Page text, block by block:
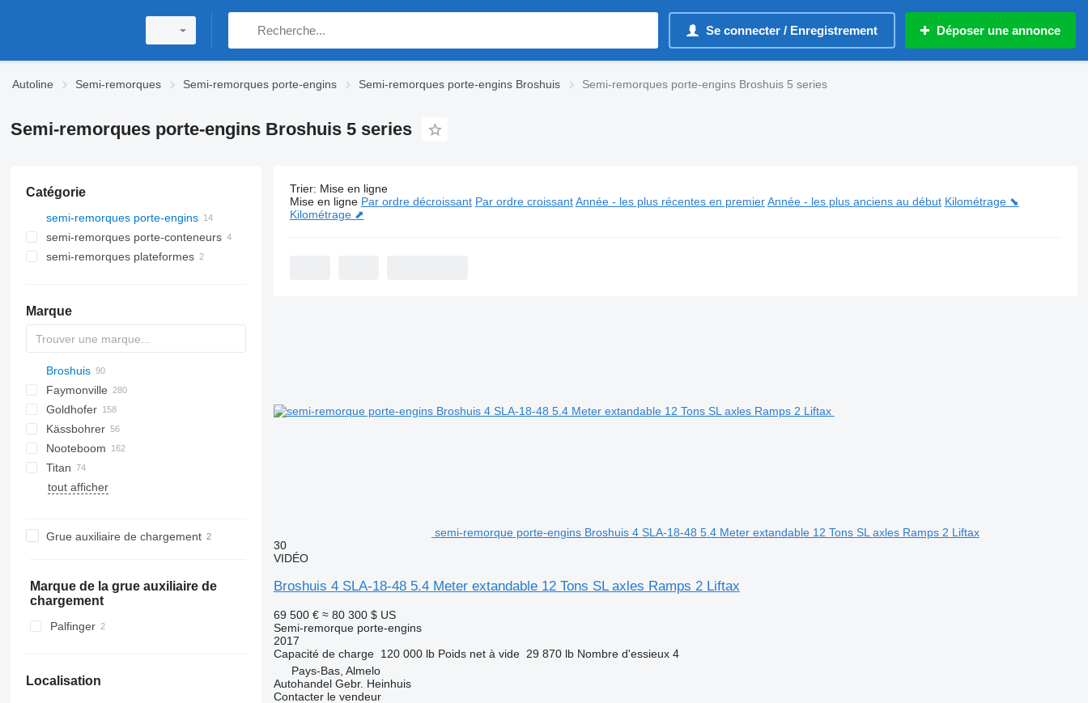
Se connecter / Enregistrement Déposer une annonce
Autoline Semi-remorques Semi-remorques porte-engins Semi-remorques porte-engins Broshuis Semi-remorques porte-engins Broshuis 5 series
Semi-remorques porte-engins Broshuis 5 series
Catégorie
semi-remorques porte-engins
semi-remorques porte-conteneurs
semi-remorques plateformes
Marque
S44315CHC
PS
SFCL
S-series
KIS
NN
Broshuis
2 series
2 ABD
3 series
3 ABD
3 AOU
4 series
4 AOU
5 series
5 AOU
6 series
E series
BPDO
SG
P-series
19
37
Faymonville
MAX
Multi
SPZ
STBZ
STN
DTS
SDS
SZS
Oplegger
Goldhofer
SPZ
STN
STPA
STZ
NTG
STTM3N
SDS-H
99981
TO
S-series
D-series
S-series
GTS
SD
Kässbohrer
LB
SLA
O-3
MAX100
MAC
MPG
MTS
T-series
Nooteboom
EURO
MCO
SXD
NPL
C70
Kaiser
EuroCompact
STB
S-series
TCH
4.SOU
Titan
GL
SP
SBT
SZ
S 327
NJ
OZ
tout afficher
Grue auxiliaire de chargement
Marque de la grue auxiliaire de
chargement
Palfinger
Localisation
14 annonces:Semi-remorques porte-engins Broshuis 5 series
Trier: Mise en ligne
Mise en ligne Par ordre décroissant Par ordre croissant Année - les plus récentes en premier Année - les plus anciens au début Kilométrage ⬊
Kilométrage ⬈
semi-remorque porte-engins Broshuis 4 SLA-18-48 5.4 Meter extandable 12 Tons SL axles Ramps 2 Liftax
30
VIDÉO
Broshuis 4 SLA-18-48 5.4 Meter extandable 12 Tons SL axles Ramps 2 Liftax
69 500 € ≈ 80 300 $ US
Semi-remorque porte-engins
2017
Capacité de charge 120 000 lb Poids net à vide 29 870 lb Nombre d'essieux 4
Pays-Bas, Almelo
Autohandel Gebr. Heinhuis
Contacter le vendeur